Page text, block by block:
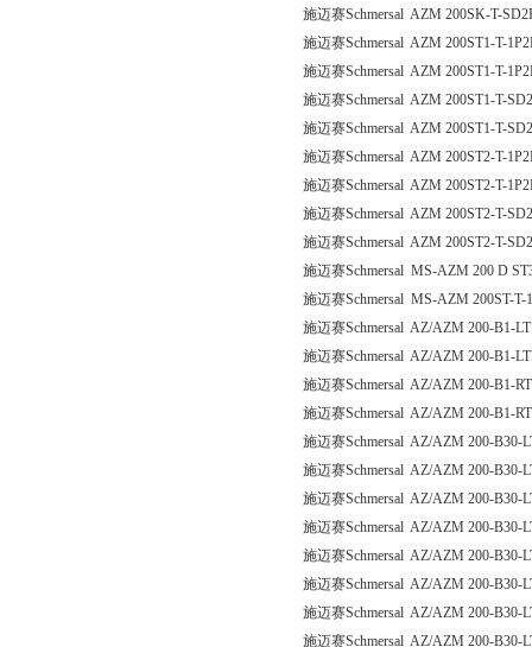
施迈赛Schmersal AZM 200SK-T-
施迈赛Schmersal AZM 200ST1-T-
施迈赛Schmersal AZM 200ST1-T-
施迈赛Schmersal AZM 200ST1-T-
施迈赛Schmersal AZM 200ST1-T-
施迈赛Schmersal AZM 200ST2-T-
施迈赛Schmersal AZM 200ST2-T-
施迈赛Schmersal AZM 200ST2-T-
施迈赛Schmersal AZM 200ST2-T-
施迈赛Schmersal MS-AZM 200 D
施迈赛Schmersal MS-AZM 200ST-T-
施迈赛Schmersal AZ/AZM 200-B1-LT
施迈赛Schmersal AZ/AZM 200-B1-
施迈赛Schmersal AZ/AZM 200-B1-RT
施迈赛Schmersal AZ/AZM 200-B1-
施迈赛Schmersal AZ/AZM 200-B30-
施迈赛Schmersal AZ/AZM 200-B30-
施迈赛Schmersal AZ/AZM 200-B30-
施迈赛Schmersal AZ/AZM 200-B30-
施迈赛Schmersal AZ/AZM 200-B30-
施迈赛Schmersal AZ/AZM 200-B30-
施迈赛Schmersal AZ/AZM 200-B30-
施迈赛Schmersal AZ/AZM 200-B30-